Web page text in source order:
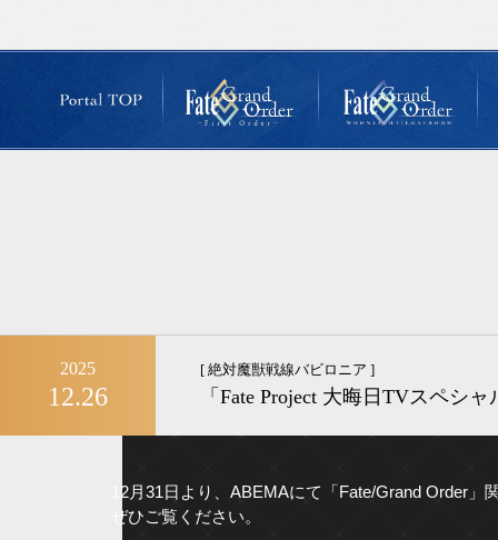
2025
12.26
[ 絶対魔獣戦線バビロニア ]
「Fate Project 大晦日TVスペシ
12月31日より、ABEMAにて「Fate/Grand Order
ぜひご覧ください。